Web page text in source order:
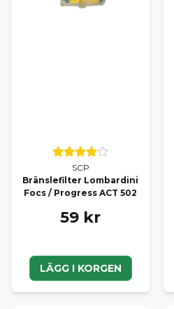
SCP
Bränslefilter Lombardini
Focs / Progress ACT 502
59 kr
LÄGG I KORGEN